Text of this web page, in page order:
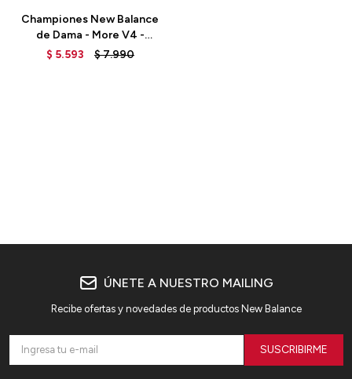
Championes New Balance
de Dama - More V4 -
WMORCI4 - PINK MOON
$ 5.593 $7.990
ÚNETE A NUESTRO MAILING
Recibe ofertas y novedades de productos New Balance
SUSCRIBIRME